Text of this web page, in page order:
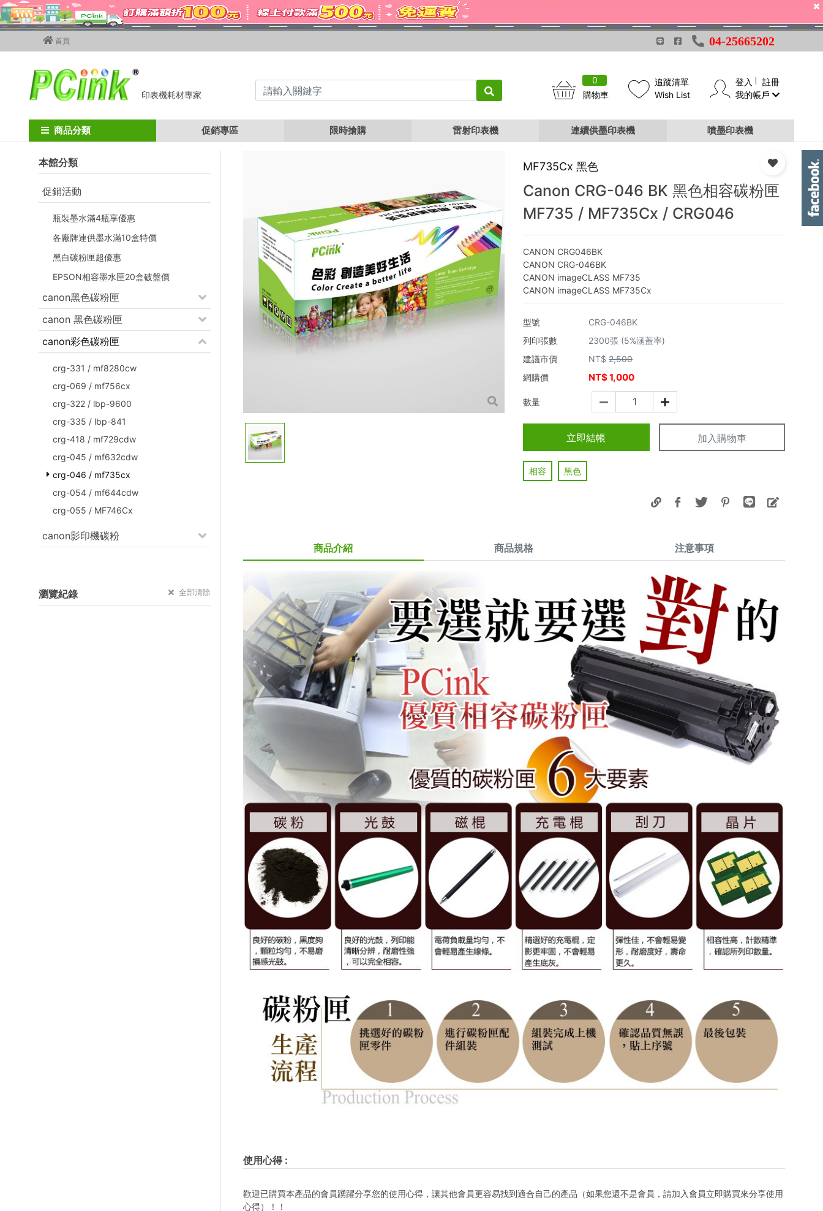
首頁 04-25665202
印表機耗材專家
0
購物車
追蹤清單
Wish List
登入
註冊
我的帳戶
商品分類 促銷專區 限時搶購 雷射印表機 連續供墨印表機 噴墨印表機
Home canon碳粉匣 crg-046 / mf735cx Canon CRG-046 BK 黑色相容碳粉匣 MF735 / MF735Cx / CRG046
本館分類
促銷活動
瓶裝墨水滿4瓶享優惠
各廠牌連供墨水滿10盒特價
黑白碳粉匣超優惠
EPSON相容墨水匣20盒破盤價
canon黑色碳粉匣
canon 黑色碳粉匣
canon彩色碳粉匣
crg-331 / mf8280cw
crg-069 / mf756cx
crg-322 / lbp-9600
crg-335 / lbp-841
crg-418 / mf729cdw
crg-045 / mf632cdw
crg-046 / mf735cx
crg-054 / mf644cdw
crg-055 / MF746Cx
canon影印機碳粉
瀏覽紀錄 全部清除
MF735Cx 黑色
Canon CRG-046 BK 黑色相容碳粉匣
MF735 / MF735Cx / CRG046
CANON CRG046BK
CANON CRG-046BK
CANON imageCLASS MF735
CANON imageCLASS MF735Cx
型號
CRG-046BK
列印張數
2300張 (5%涵蓋率)
建議市價
NT$ 2,500
網購價
NT$1,000
數量
立即結帳 加入購物車
相容 黑色
商品介紹 商品規格 注意事項
使用心得:
歡迎已購買本產品的會員踴躍分享您的使用心得，讓其他會員更容易找到適合自己的產品（如果您還不是會員，請加入會員立即購買來分享使用
心得）！！